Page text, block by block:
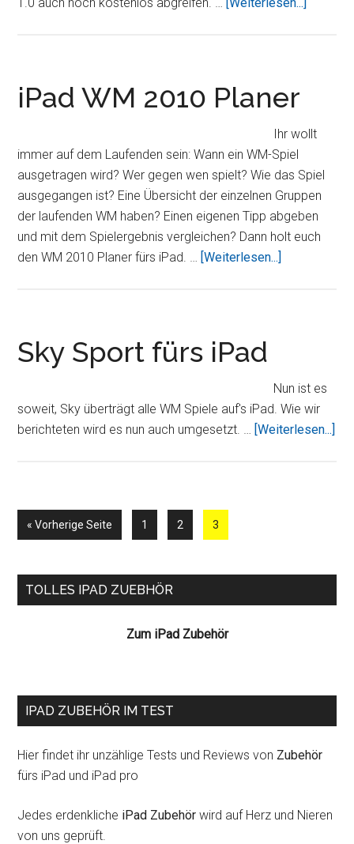
iPad WM 2010 Planer
Ihr wollt
immer auf dem Laufenden sein: Wann ein WM-Spiel
ausgetragen wird? Wer gegen wen spielt? Wie das Spiel
ausgegangen ist? Eine Übersicht der einzelnen Gruppen
der laufenden WM haben? Einen eigenen Tipp abgeben
und mit dem Spielergebnis vergleichen? Dann holt euch
den WM 2010 Planer fürs iPad. … [Weiterlesen...]
Sky Sport fürs iPad
Nun ist es
soweit, Sky überträgt alle WM Spiele auf's iPad. Wie wir
berichteten wird es nun auch umgesetzt. … [Weiterlesen...]
« Vorherige Seite aufrufenSeite
1 Seite
2 Seite
3
Seitenspalte
TOLLES IPAD ZUEBHÖR
Zum iPad Zubehör
IPAD ZUBEHÖR IM TEST
Hier findet ihr unzählige Tests und Reviews von Zubehör
fürs iPad und iPad pro
Jedes erdenkliche iPad Zubehör wird auf Herz und Nieren
von uns geprüft.